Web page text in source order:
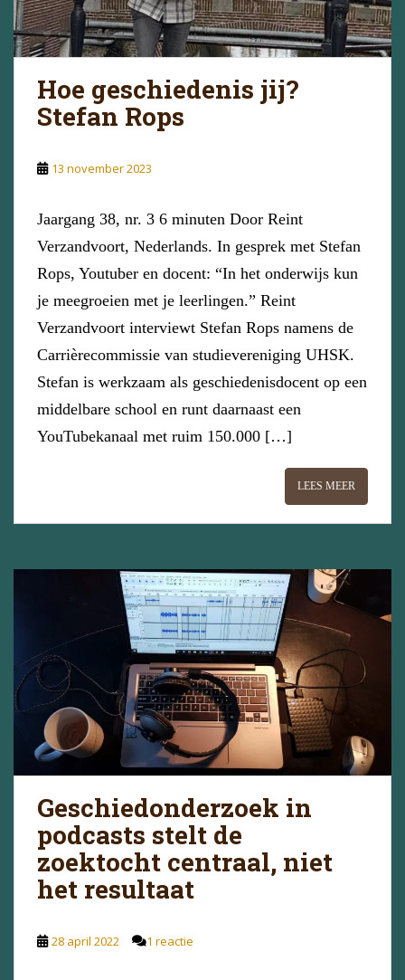
Hoe geschiedenis jij?
Stefan Rops
13 november 2023
Jaargang 38, nr. 3 6 minuten Door Reint
Verzandvoort, Nederlands. In gesprek met Stefan
Rops, Youtuber en docent: “In het onderwijs kun
je meegroeien met je leerlingen.” Reint
Verzandvoort interviewt Stefan Rops namens de
Carrièrecommissie van studievereniging UHSK.
Stefan is werkzaam als geschiedenisdocent op een
middelbare school en runt daarnaast een
YouTubekanaal met ruim 150.000 […]
LEES MEER
Geschiedonderzoek in
podcasts stelt de
zoektocht centraal, niet
het resultaat
28 april 2022 1 reactie